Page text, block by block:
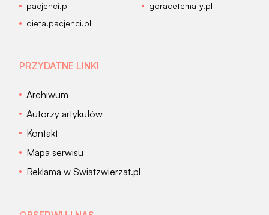
pacjenci.pl
goracetematy.pl
dieta.pacjenci.pl
PRZYDATNE LINKI
Archiwum
Autorzy artykułów
Kontakt
Mapa serwisu
Reklama w Swiatzwierzat.pl